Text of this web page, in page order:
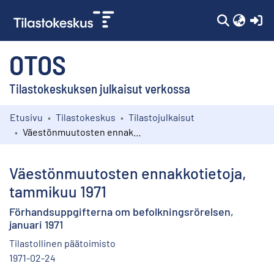
OTOS
Tilastokeskuksen julkaisut verkossa
Kokoelmat
Etusivu Tilastokeskus
Tilastojulkaisut
Väestönmuutosten ennakkotietoja,
tammikuu 1971
Förhandsuppgifterna om befolkningsrörelsen,
januari 1971
Tilastollinen päätoimisto
1971-02-24